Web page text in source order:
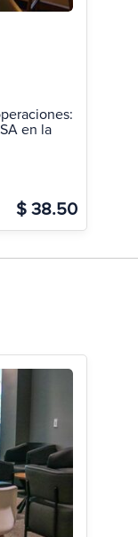
en la
$ 38.50